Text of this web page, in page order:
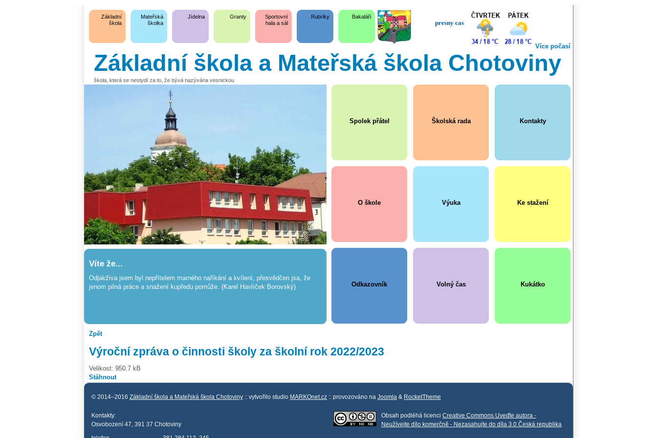
Základní
škola
Mateřská
školka
Jídelna Granty
Sportovní
hala a sál
Rubriky Bakaláři
Více počasí
presny cas
Základní škola a Mateřská škola Chotoviny
škola, která se nestydí za to, že bývá nazývána vesnickou
Víte že...
Odjakživa jsem byl nepřítelem marného naříkání a kvílení, přesvědčen jsa, že
jenom pilná práce a snažení kupředu pomůže. (Karel Havlíček Borovský)
Spolek přátel Školská rada Kontakty
O škole Výuka Ke stažení
Odkazovník Volný čas Kukátko
Zpět
Výroční zpráva o činnosti školy za školní rok 2022/2023
Velikost: 950.7 kB
Stáhnout
© 2014–2016 Základní škola a Mateřská škola Chotoviny :: vytvořilo studio MARKOnet.cz :: provozováno na Joomla & RocketTheme
Kontakty:
Osvobození 47, 391 37 Chotoviny
Obsah podléhá licenci Creative Commons Uveďte autora -
Neužívejte dílo komerčně - Nezasahujte do díla 3.0 Česká republika